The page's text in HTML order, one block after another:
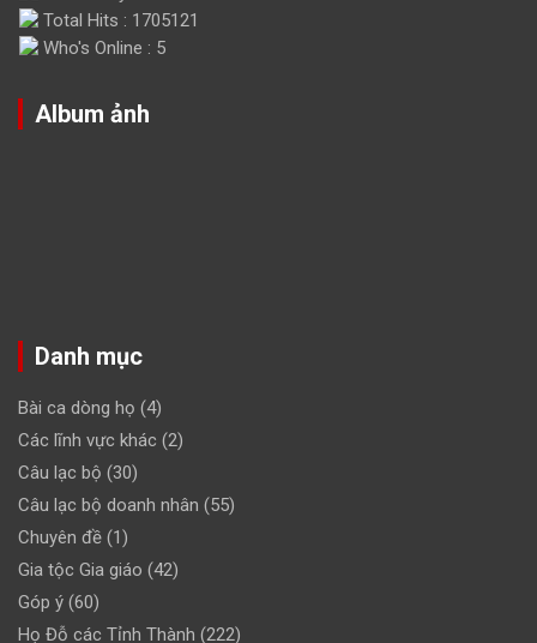
Total Hits : 1705121
Who's Online : 5
Album ảnh
Danh mục
Bài ca dòng họ (4)
Các lĩnh vực khác (2)
Câu lạc bộ (30)
Câu lạc bộ doanh nhân (55)
Chuyên đề (1)
Gia tộc Gia giáo (42)
Góp ý (60)
Họ Đỗ các Tỉnh Thành (222)